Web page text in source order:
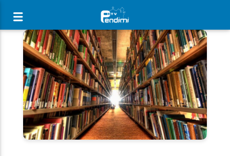
[There are no radio stations in the database]